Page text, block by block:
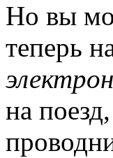
Но вы
теперь
на